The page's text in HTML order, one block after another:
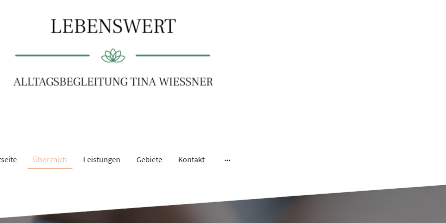
Über mich Leistungen Gebiete Kontakt